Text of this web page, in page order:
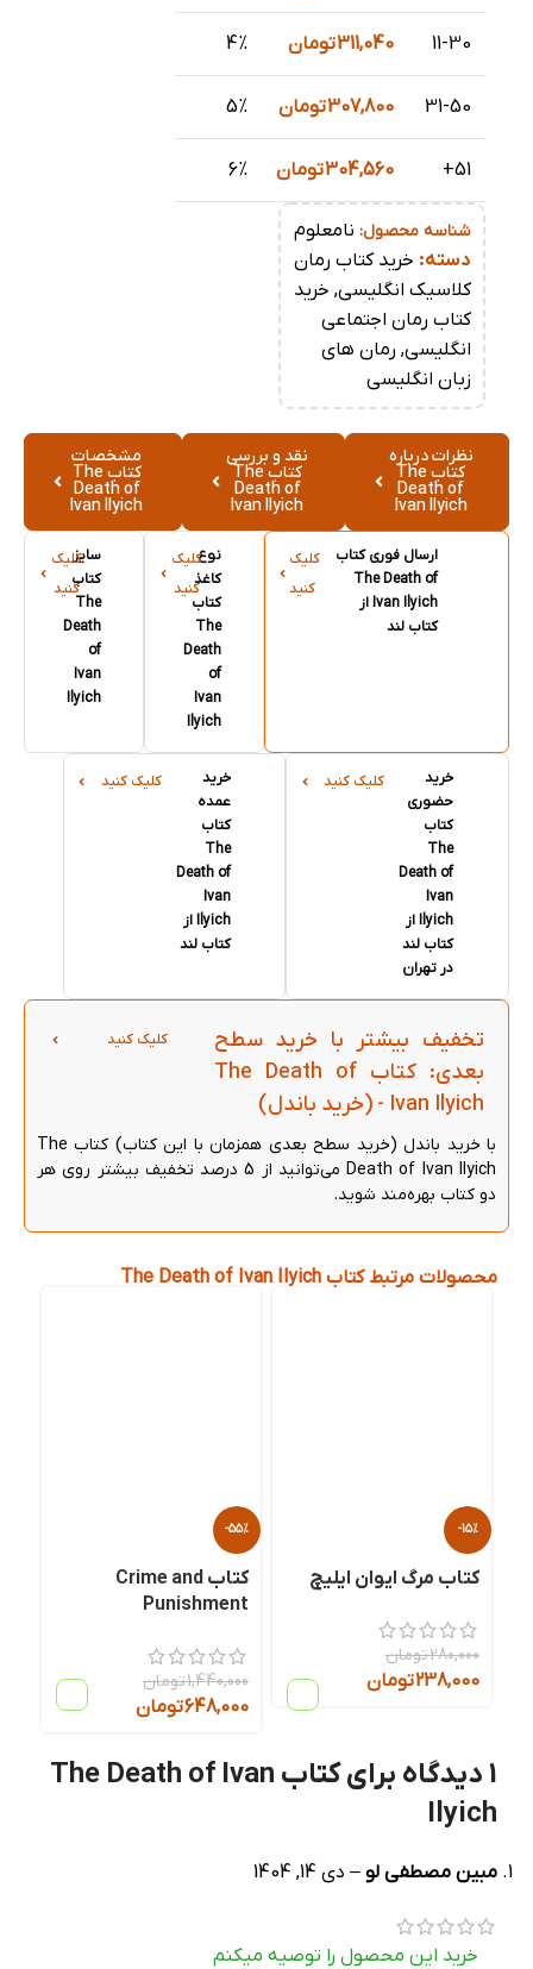
11-30
311,040تومان 4%
31-50
307,800تومان 5%
51+
304,560تومان 6%
دسته: خرید کتاب رمان
کلاسیک انگلیسی, خرید
کتاب رمان اجتماعی
انگلیسی, رمان های
زبان انگلیسی
شناسه محصول: نامعلوم
نظرات درباره
کتاب The
Death of
Ivan Ilyich
نقد و بررسی
کتاب The
Death of
Ivan Ilyich
مشخصات
کتاب The
Death of
Ivan Ilyich
ارسال فوری کتاب
The Death of
Ivan Ilyich از
کتاب لند
کلیک
کنید
نوع
کاغذ
کتاب
The
Death
of
Ivan
Ilyich
کلیک
کنید
سایز
کتاب
The
Death
of
Ivan
Ilyich
کلیک
کنید
خرید
حضوری
کتاب
The
Death of
Ivan
Ilyich از
کتاب لند
در تهران
کلیک کنید
خرید
عمده
کتاب
The
Death of
Ivan
Ilyich از
کتاب لند
کلیک کنید
تخفیف بیشتر با خرید سطح
بعدی: کتاب The Death of
Ivan Ilyich - (خرید باندل)
کلیک کنید
با خرید باندل (خرید سطح بعدی همزمان با این کتاب) کتاب The
Death of Ivan Ilyich می‌توانید از 5 درصد تخفیف بیشتر روی هر
دو کتاب بهره‌مند شوید.
محصولات مرتبط کتاب The Death of Ivan Ilyich
-15%
کتاب مرگ ایوان ایلیچ
280,000تومان
238,000تومان
-55%
کتاب Crime and
Punishment
1,440,000تومان
648,000تومان
1 دیدگاه برای
کتاب The Death of Ivan
Ilyich
مبین مصطفی لو – دی 14, 1404
خرید این محصول را توصیه میکنم